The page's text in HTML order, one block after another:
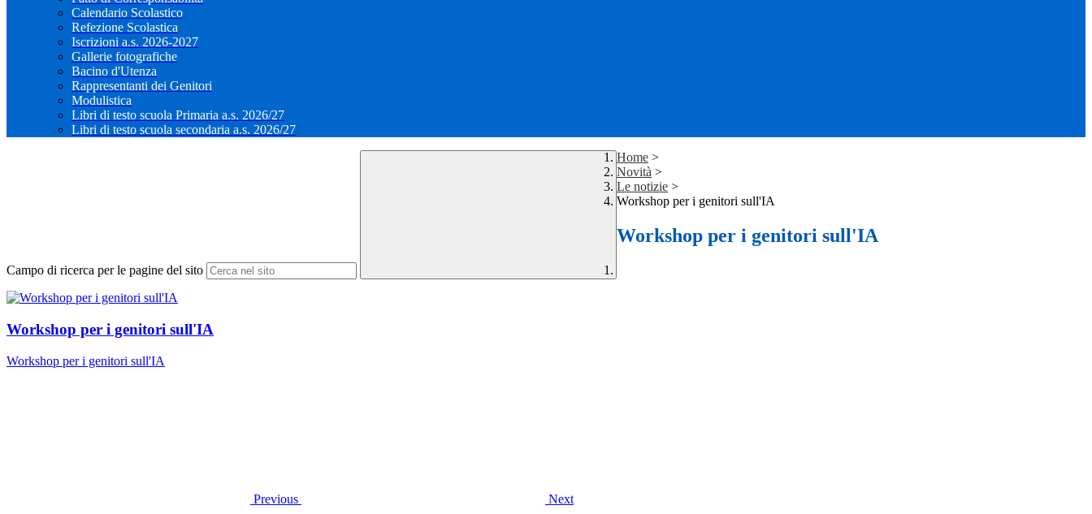
Calendario Scolastico
Refezione Scolastica
Iscrizioni a.s. 2026-2027
Gallerie fotografiche
Bacino d'Utenza
Rappresentanti dei Genitori
Modulistica
Libri di testo scuola Primaria a.s. 2026/27
Libri di testo scuola secondaria a.s. 2026/27
Campo di ricerca per le pagine del sito
Home >
Novità >
Le notizie >
Workshop per i genitori sull'IA
Workshop per i genitori sull'IA
Workshop per i genitori sull'IA
Workshop per i genitori sull'IA
Previous Next